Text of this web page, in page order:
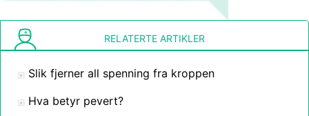
RELATERTE ARTIKLER
Slik fjerner all spenning fra kroppen
Hva betyr pevert?